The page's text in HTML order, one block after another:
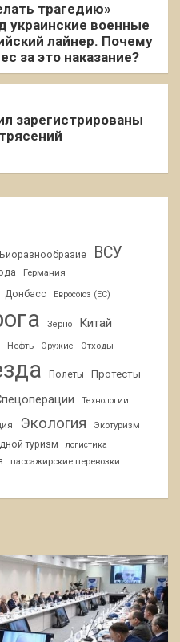
трагедию»
украинские военные
лайнер. Почему
за это наказание?
зарегистрированы
Биоразнообразие ВСУ
Германия
Донбасс Евросоюз (ЕС)
Зерно Китай
Нефть Оружие Отходы
Полеты Протесты
Технологии
Экология
Экотуризм
туризм логистика
пассажирские перевозки